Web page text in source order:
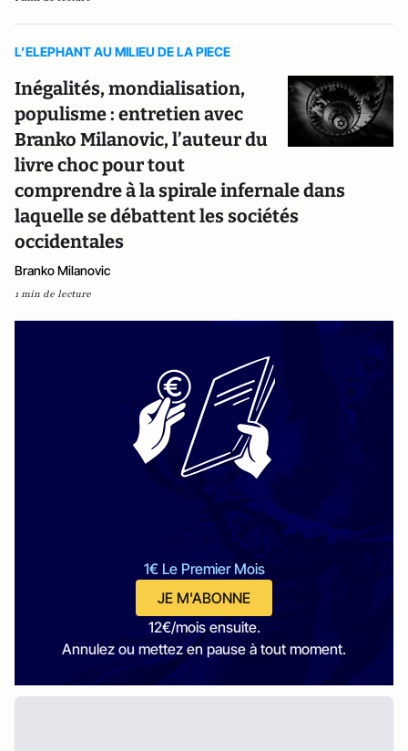
L’ELEPHANT AU MILIEU DE LA PIECE
Inégalités, mondialisation,
populisme : entretien avec
Branko Milanovic, l’auteur du
livre choc pour tout
comprendre à la spirale infernale dans
laquelle se débattent les sociétés
occidentales
Branko Milanovic
1 min de lecture
1€ Le Premier Mois
JE M'ABONNE
12€/mois ensuite.
Annulez ou mettez en pause à tout moment.